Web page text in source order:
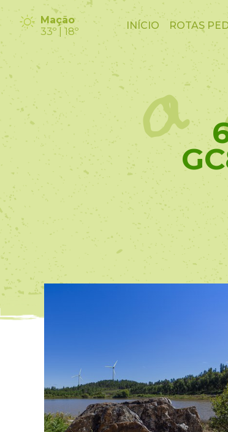
Mação
33º | 18º
INÍCIO ROTAS